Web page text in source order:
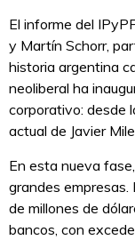
El informe del
y Martín Schorr,
historia argentina
neoliberal ha
corporativo: desde
actual de Javier
En esta nueva
grandes empresas.
de millones de
bancos, con